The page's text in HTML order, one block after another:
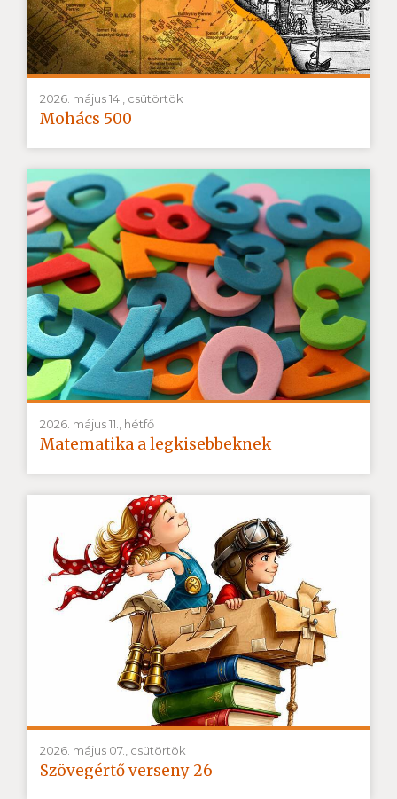
2026. május 14., csütörtök
Mohács 500
2026. május 11., hétfő
Matematika a legkisebbeknek
2026. május 07., csütörtök
Szövegértő verseny 26